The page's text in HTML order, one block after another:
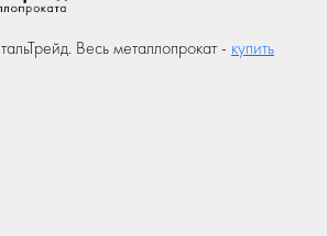
Весь металлопрокат - купить